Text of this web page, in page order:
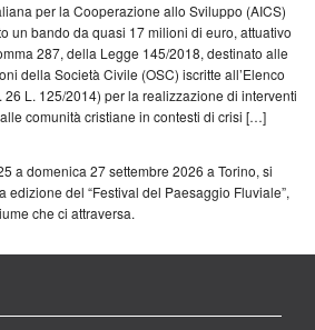
per la Cooperazione allo Sviluppo (AICS)
un bando da quasi 17 milioni di euro, attuativo
287, della Legge 145/2018, destinato alle
della Società Civile (OSC) iscritte all’Elenco
26 L. 125/2014) per la realizzazione di interventi
comunità cristiane in contesti di crisi […]
a domenica 27 settembre 2026 a Torino, si
edizione del “Festival del Paesaggio Fluviale”,
che ci attraversa.